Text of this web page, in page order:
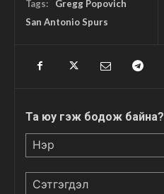
Tags:
Gregg Popovich
San Antonio Spurs
Та юу гэж бодож байна?